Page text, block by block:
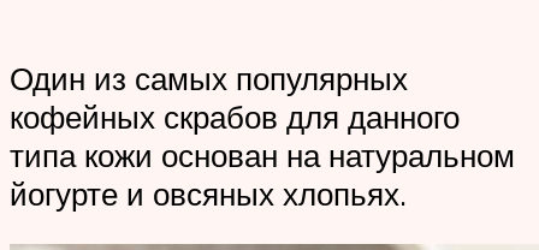
Один из самых популярных
кофейных скрабов для данного
типа кожи основан на натуральном
йогурте и овсяных хлопьях.